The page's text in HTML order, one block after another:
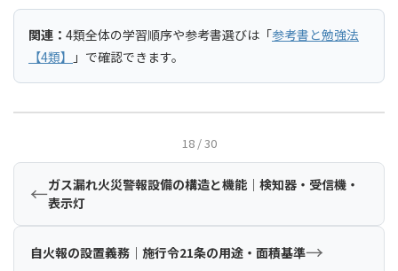
関連： 4類全体の学習順序や参考書選びは「参考書と勉強法
【4類】
」で確認できます。
18 / 30
←ガス漏れ火災警報設備の構造と機能｜検知器・受信機・
表示灯
自火報の設置義務｜施行令21条の用途・面積基準→